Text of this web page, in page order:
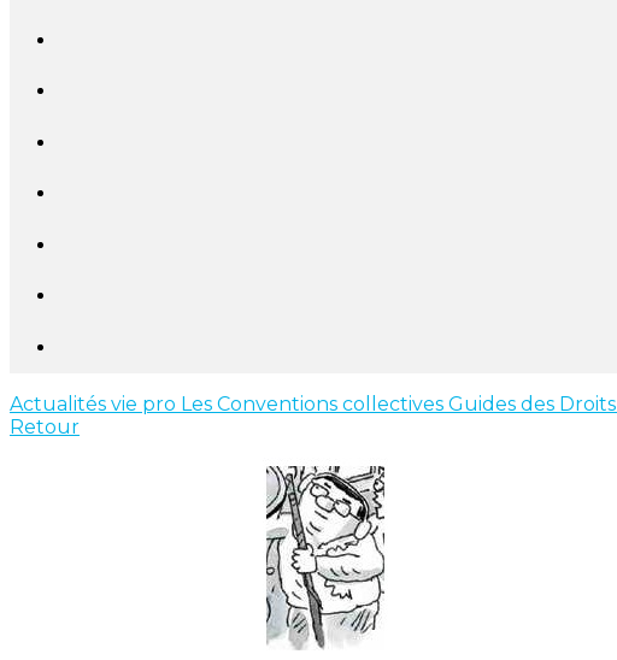
Actualités vie pro Les Conventions collectives Guides des Droits
Retour